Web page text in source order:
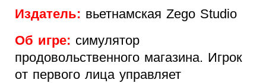
Издатель: вьетнамская Zego Studio
Об игре: симулятор
продовольственного магазина. Игрок
от первого лица управляет